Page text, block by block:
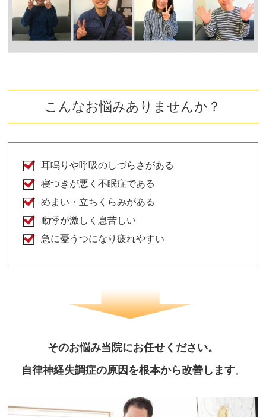
こんなお悩みありませんか？
耳鳴りや呼吸のしづらさがある
寝つきが悪く不眠症である
めまい・立ちくらみがある
動悸が激しく息苦しい
急に憂うつになり疲れやすい
そのお悩み当院にお任せください。
自律神経失調症の原因を根本から改善します。